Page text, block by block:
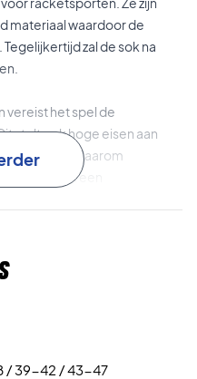
materiaal waardoor de
zal de sok na
vereist het spel de
stelt ook hoge eisen aan
Socks zijn daarom
en van een
voor sporters die hun
/ 39-42 / 43-47